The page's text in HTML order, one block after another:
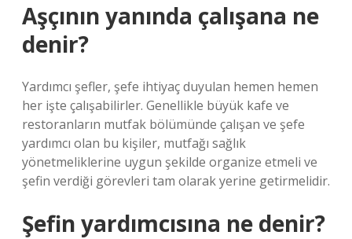
Aşçının yanında çalışana ne
denir?
Yardımcı şefler, şefe ihtiyaç duyulan hemen hemen
her işte çalışabilirler. Genellikle büyük kafe ve
restoranların mutfak bölümünde çalışan ve şefe
yardımcı olan bu kişiler, mutfağı sağlık
yönetmeliklerine uygun şekilde organize etmeli ve
şefin verdiği görevleri tam olarak yerine getirmelidir.
Şefin yardımcısına ne denir?